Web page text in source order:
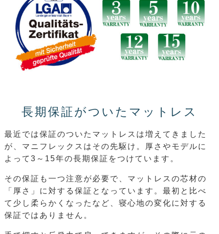
長期保証がついたマットレス
最近では保証のついたマットレスは増えてきました
が、マニフレックスはその先駆け。厚さやモデルに
よって3～15年の長期保証をつけています。
その保証も一つ注意が必要で、マットレスの芯材の
「厚さ」に対する保証となっています。最初と比べ
て少し柔らかくなったなど、寝心地の変化に対する
保証ではありません。